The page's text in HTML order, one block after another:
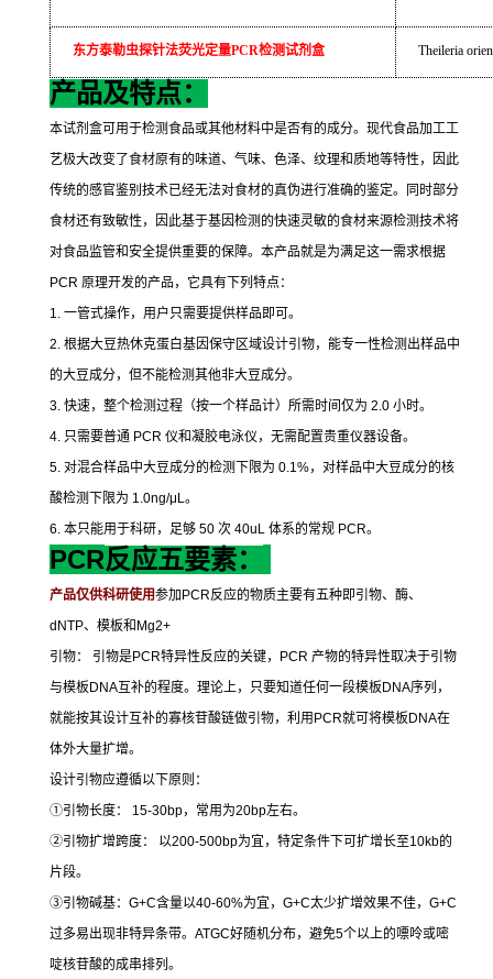
东方泰勒虫探针法荧光定量PCR检测试剂盒 Theileria
产品及特点：
本试剂盒可用于检测食品或其他材料中是否有的成分。现代食品加工工
艺极大改变了食材原有的味道、气味、色泽、纹理和质地等特性，因此
传统的感官鉴别技术已经无法对食材的真伪进行准确的鉴定。同时部分
食材还有致敏性，因此基于基因检测的快速灵敏的食材来源检测技术将
对食品监管和安全提供重要的保障。本产品就是为满足这一需求根据
PCR 原理开发的产品，它具有下列特点：
1. 一管式操作，用户只需要提供样品即可。
2. 根据大豆热休克蛋白基因保守区域设计引物，能专一性检测出样品中
的大豆成分，但不能检测其他非大豆成分。
3. 快速，整个检测过程（按一个样品计）所需时间仅为 2.0 小时。
4. 只需要普通 PCR 仪和凝胶电泳仪，无需配置贵重仪器设备。
5. 对混合样品中大豆成分的检测下限为 0.1%，对样品中大豆成分的核
酸检测下限为 1.0ng/μL。
6. 本只能用于科研，足够 50 次 40uL 体系的常规 PCR。
PCR反应五要素：
产品仅供科研使用参加 PCR反应的物质主要有五种即引物、酶、
dNTP、模板和 Mg2+
引物：
引物是PCR特异性反应的关键， PCR 产物的特异性取决于引物
与模板 DNA互补的程度。理论上，只要知道任何一段模板 DNA序列，
就能按其设计互补的寡核苷酸链做引物，利用 PCR就可将模板 DNA在
体外大量扩增。
设计引物应遵循以下原则：
①引物长度： 15-30bp，常用为20bp左右。
②引物扩增跨度： 以200-500bp为宜，特定条件下可扩增长至10kb的
片段。
③引物碱基： G+C含量以40-60%为宜， G+C太少扩增效果不佳， G+C
过多易出现非特异条带。 ATGC好随机分布，避免5个以上的嘌呤或嘧
啶核苷酸的成串排列。